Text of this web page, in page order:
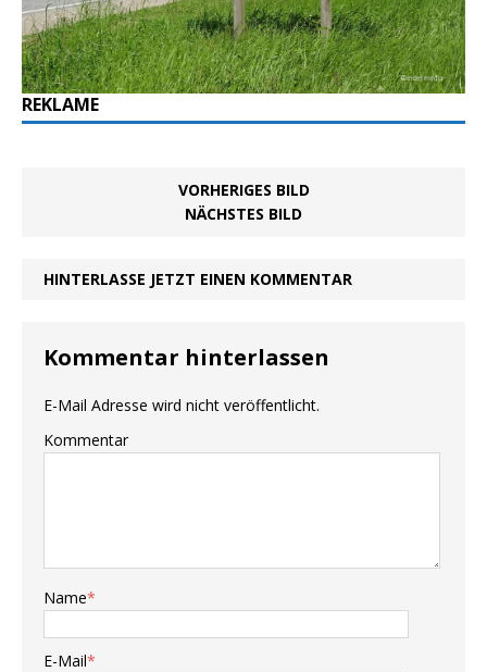
REKLAME
VORHERIGES BILD
NÄCHSTES BILD
HINTERLASSE JETZT EINEN KOMMENTAR
Kommentar hinterlassen
E-Mail Adresse wird nicht veröffentlicht.
Kommentar
Name*
E-Mail*